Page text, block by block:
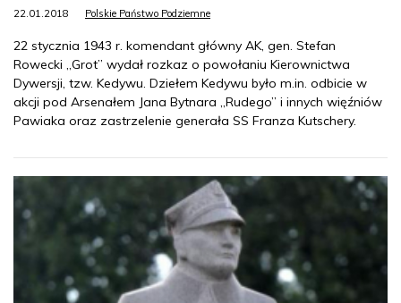
22.01.2018 Polskie Państwo Podziemne
22 stycznia 1943 r. komendant główny AK, gen. Stefan
Rowecki „Grot” wydał rozkaz o powołaniu Kierownictwa
Dywersji, tzw. Kedywu. Dziełem Kedywu było m.in. odbicie w
akcji pod Arsenałem Jana Bytnara „Rudego” i innych więźniów
Pawiaka oraz zastrzelenie generała SS Franza Kutschery.